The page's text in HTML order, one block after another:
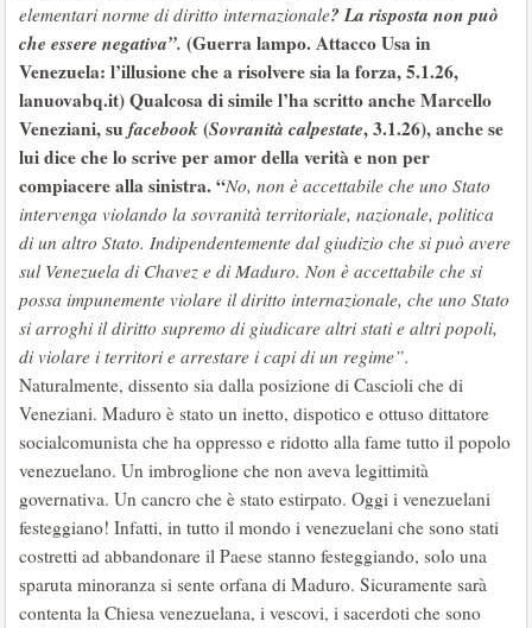
elementari norme di diritto internazionale?La risposta non può
che essere negativa”. (Guerra lampo. Attacco Usa in
Venezuela: l’illusione che a risolvere sia la forza, 5.1.26,
lanuovabq.it) Qualcosa di simile l’ha scritto anche Marcello
Veneziani, su facebook(Sovranità calpestate, 3.1.26), anche se
lui dice che lo scrive per amor della verità e non per
compiacere alla sinistra. “No, non è accettabile che uno Stato
intervenga violando la sovranità territoriale, nazionale, politica
di un altro Stato. Indipendentemente dal giudizio che si può avere
sul Venezuela di Chavez e di Maduro. Non è accettabile che si
possa impunemente violare il diritto internazionale, che uno Stato
si arroghi il diritto supremo di giudicare altri stati e altri popoli,
di violare i territori e arrestare i capi di un regime”.
Naturalmente, dissento sia dalla posizione di Cascioli che di
Veneziani. Maduro è stato un inetto, dispotico e ottuso dittatore
socialcomunista che ha oppresso e ridotto alla fame tutto il popolo
venezuelano. Un imbroglione che non aveva legittimità
governativa. Un cancro che è stato estirpato. Oggi i venezuelani
festeggiano! Infatti, in tutto il mondo i venezuelani che sono stati
costretti ad abbandonare il Paese stanno festeggiando, solo una
sparuta minoranza si sente orfana di Maduro. Sicuramente sarà
contenta la Chiesa venezuelana, i vescovi, i sacerdoti che sono